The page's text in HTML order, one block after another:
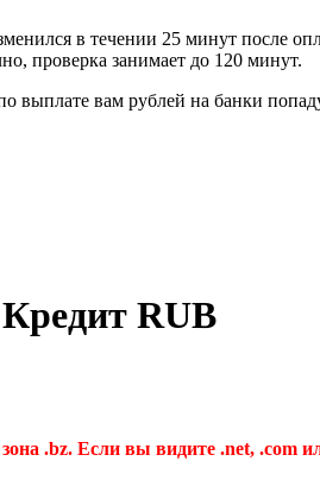
в течении 25 минут после
проверка занимает до 120 минут.
выплате вам рублей на банки
RUB
.bz. Если вы видите .net, .com